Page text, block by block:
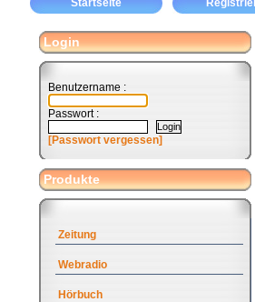
Startseite
Login
Benutzername :
Passwort :
[Passwort vergessen]
Produkte
Zeitung
Webradio
Hörbuch